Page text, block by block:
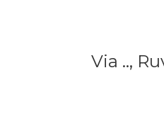
Via ..,